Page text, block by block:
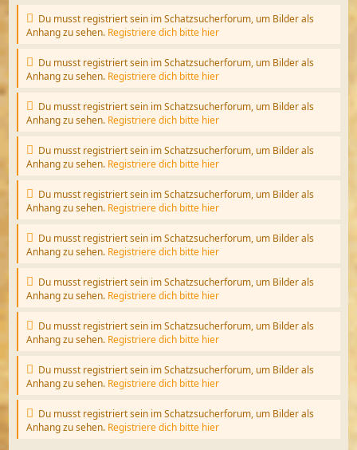
Du musst registriert sein im Schatzsucherforum, um Bilder als
Anhang zu sehen. Registriere dich bitte hier
Du musst registriert sein im Schatzsucherforum, um Bilder als
Anhang zu sehen. Registriere dich bitte hier
Du musst registriert sein im Schatzsucherforum, um Bilder als
Anhang zu sehen. Registriere dich bitte hier
Du musst registriert sein im Schatzsucherforum, um Bilder als
Anhang zu sehen. Registriere dich bitte hier
Du musst registriert sein im Schatzsucherforum, um Bilder als
Anhang zu sehen. Registriere dich bitte hier
Du musst registriert sein im Schatzsucherforum, um Bilder als
Anhang zu sehen. Registriere dich bitte hier
Du musst registriert sein im Schatzsucherforum, um Bilder als
Anhang zu sehen. Registriere dich bitte hier
Du musst registriert sein im Schatzsucherforum, um Bilder als
Anhang zu sehen. Registriere dich bitte hier
Du musst registriert sein im Schatzsucherforum, um Bilder als
Anhang zu sehen. Registriere dich bitte hier
Du musst registriert sein im Schatzsucherforum, um Bilder als
Anhang zu sehen. Registriere dich bitte hier